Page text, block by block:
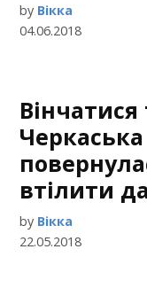
by Вікка
04.06.2018
Вінчатися
втілити
by Вікка
22.05.2018